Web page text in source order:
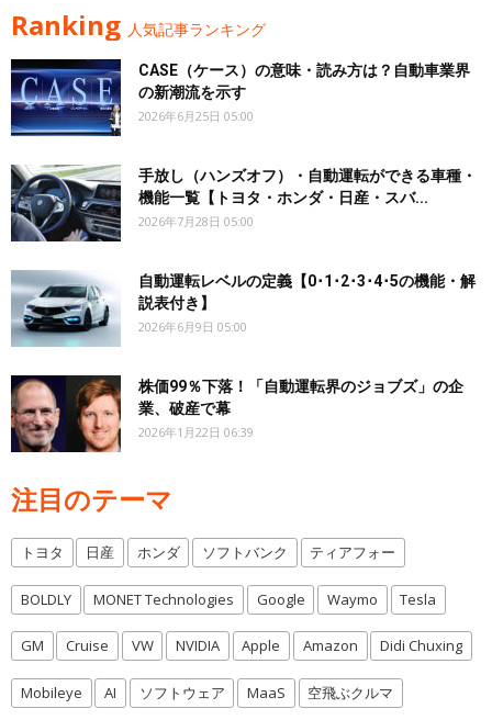
Ranking 人気記事ランキング
CASE（ケース）の意味・読み方は？自動車業界
の新潮流を示す
2026年6月25日 05:00
手放し（ハンズオフ）・自動運転ができる車種・
機能一覧【トヨタ・ホンダ・日産・スバ...
2026年7月28日 05:00
自動運転レベルの定義【0･1･2･3･4･5の機能・解
説表付き】
2026年6月9日 05:00
株価99％下落！「自動運転界のジョブズ」の企
業、破産で幕
2026年1月22日 06:39
注目のテーマ
トヨタ 日産 ホンダ ソフトバンク ティアフォー
BOLDLY MONET Technologies Google Waymo Tesla
GM Cruise VW NVIDIA Apple Amazon Didi Chuxing
Mobileye AI ソフトウェア MaaS 空飛ぶクルマ